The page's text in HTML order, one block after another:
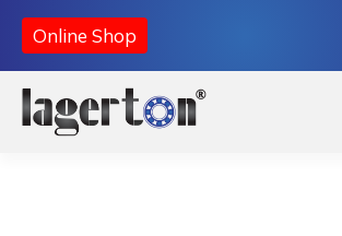
Online Shop